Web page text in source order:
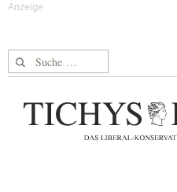
Suche nach: